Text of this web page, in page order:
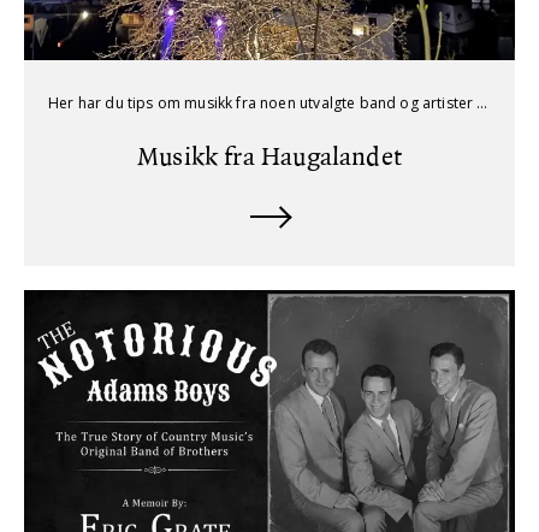
Her har du tips om musikk fra noen utvalgte band og artister som alle har sin bakgrunn fra Haugalandet. Det er jo tjempetjekt!
Musikk fra Haugalandet